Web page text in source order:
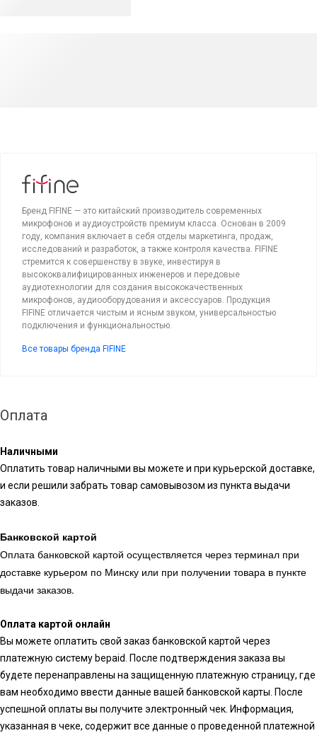
Бренд FIFINE — это китайский производитель современных
микрофонов и аудиоустройств премиум класса. Основан в 2009
году, компания включает в себя отделы маркетинга, продаж,
исследований и разработок, а также контроля качества. FIFINE
стремится к совершенству в звуке, инвестируя в
высококвалифицированных инженеров и передовые
аудиотехнологии для создания высококачественных
микрофонов, аудиооборудования и аксессуаров. Продукция
FIFINE отличается чистым и ясным звуком, универсальностью
подключения и функциональностью.
Все товары бренда FIFINE
Оплата
Наличными
Оплатить товар наличными вы можете и при курьерской доставке,
и если решили забрать товар самовывозом из пункта выдачи
заказов.
Банковской картой
Оплата банковской картой осуществляется через терминал при
доставке курьером по Минску или при получении товара в пункте
выдачи заказов.
Оплата картой онлайн
Вы можете оплатить свой заказ банковской картой через
платежную систему bepaid. После подтверждения заказа вы
будете перенаправлены на защищенную платежную страницу, где
вам необходимо ввести данные вашей банковской карты. После
успешной оплаты вы получите электронный чек. Информация,
указанная в чеке, содержит все данные о проведенной платежной